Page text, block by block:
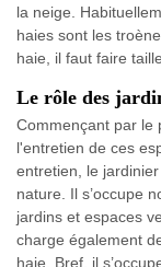
la neige.
haies sont les
haie, il faut faire
Le rôle des
Commençant par le
l'entretien de ces
entretien, le
nature. Il s’occupe
jardins et espaces
charge également
haie. Bref, il